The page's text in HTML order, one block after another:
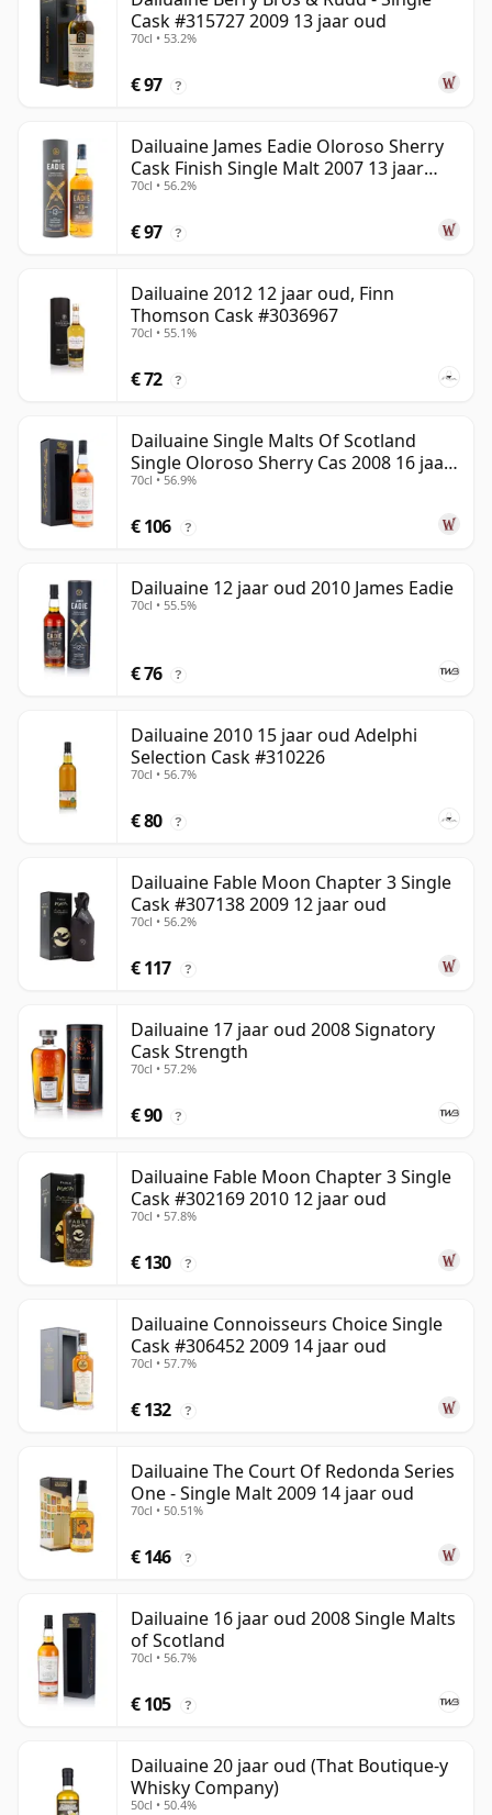
Cask #315727 2009 13 jaar oud
70cl • 53.2%
€ 97 ?
Dailuaine James Eadie Oloroso Sherry
Cask Finish Single Malt 2007 13 jaar
oud
70cl • 56.2%
€ 97 ?
Dailuaine 2012 12 jaar oud, Finn
Thomson Cask #3036967
70cl • 55.1%
€ 72 ?
Dailuaine Single Malts Of Scotland
Single Oloroso Sherry Cas 2008 16 jaar
oud
70cl • 56.9%
€ 106 ?
Dailuaine 12 jaar oud 2010 James Eadie
70cl • 55.5%
€ 76 ?
Dailuaine 2010 15 jaar oud Adelphi
Selection Cask #310226
70cl • 56.7%
€ 80 ?
Dailuaine Fable Moon Chapter 3 Single
Cask #307138 2009 12 jaar oud
70cl • 56.2%
€ 117 ?
Dailuaine 17 jaar oud 2008 Signatory
Cask Strength
70cl • 57.2%
€ 90 ?
Dailuaine Fable Moon Chapter 3 Single
Cask #302169 2010 12 jaar oud
70cl • 57.8%
€ 130 ?
Dailuaine Connoisseurs Choice Single
Cask #306452 2009 14 jaar oud
70cl • 57.7%
€ 132 ?
Dailuaine The Court Of Redonda Series
One - Single Malt 2009 14 jaar oud
70cl • 50.51%
€ 146 ?
Dailuaine 16 jaar oud 2008 Single Malts
of Scotland
70cl • 56.7%
€ 105 ?
Dailuaine 20 jaar oud (That Boutique-y
Whisky Company)
50cl • 50.4%